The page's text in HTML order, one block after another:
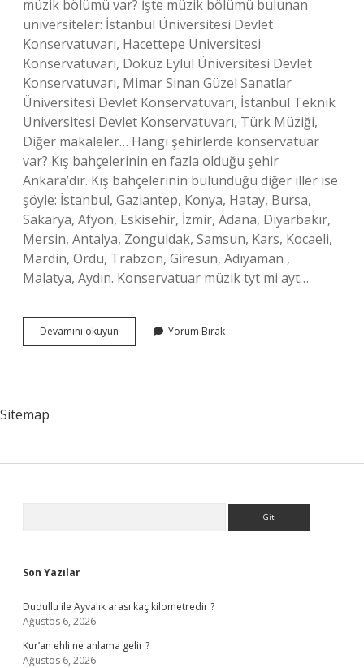
müzik bölümü var? İşte müzik bölümü bulunan
üniversiteler: İstanbul Üniversitesi Devlet
Konservatuvarı, Hacettepe Üniversitesi
Konservatuvarı, Dokuz Eylül Üniversitesi Devlet
Konservatuvarı, Mimar Sinan Güzel Sanatlar
Üniversitesi Devlet Konservatuvarı, İstanbul Teknik
Üniversitesi Devlet Konservatuvarı, Türk Müziği,
Diğer makaleler… Hangi şehirlerde konservatuar
var? Kış bahçelerinin en fazla olduğu şehir
Ankara’dır. Kış bahçelerinin bulunduğu diğer iller ise
şöyle: İstanbul, Gaziantep, Konya, Hatay, Bursa,
Sakarya, Afyon, Eskisehir, İzmir, Adana, Diyarbakır,
Mersin, Antalya, Zonguldak, Samsun, Kars, Kocaeli,
Mardin, Ordu, Trabzon, Giresun, Adıyaman ,
Malatya, Aydın. Konservatuar müzik tyt mi ayt…
Devamını okuyun
Eğitimi
Yorum Bırak
Sitemap
Son Yazılar
Dudullu ile Ayvalık arası kaç kilometredir ?
Ağustos 6, 2026
Kur’an ehli ne anlama gelir ?
Ağustos 6, 2026